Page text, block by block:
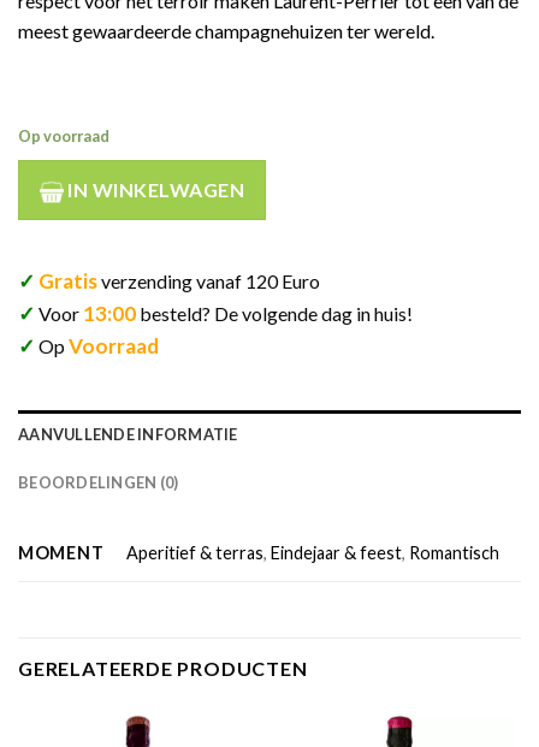
meest gewaardeerde champagnehuizen ter wereld.
Op voorraad
IN WINKELWAGEN
✓ Gratisverzending vanaf 120 Euro
✓ Voor 13:00 besteld? De volgende dag in huis!
✓ OpVoorraad
AANVULLENDE INFORMATIE
BEOORDELINGEN (0)
MOMENT Aperitief & terras,Eindejaar & feest, Romantisch
GERELATEERDE PRODUCTEN